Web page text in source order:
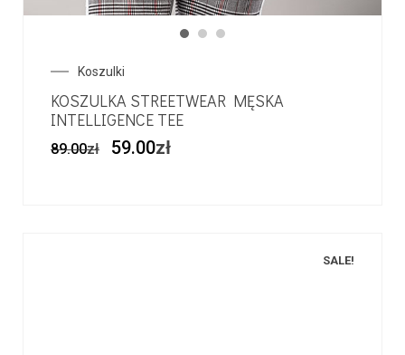
Koszulki
KOSZULKA STREETWEAR MĘSKA
INTELLIGENCE TEE
89.00zł 59.00zł
SALE!